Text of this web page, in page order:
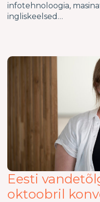
infotehnoloogia,
ingliskeelsed…
Eesti
oktoobril